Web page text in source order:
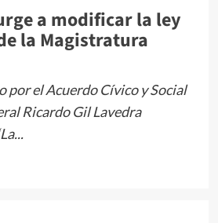
a modificar la ley
la Magistratura
por el Acuerdo Cívico y Social
Ricardo Gil Lavedra